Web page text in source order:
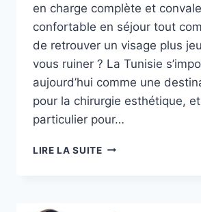
en charge complète et
confortable en séjour tout
de retrouver un visage plus
vous ruiner ? La Tunisie
aujourd’hui comme une
pour la chirurgie esthétique,
particulier pour…
LIRE LA SUITELIFTING